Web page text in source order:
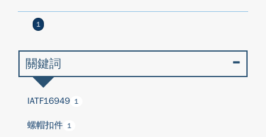
1
關鍵詞
IATF16949 1
螺帽扣件 1